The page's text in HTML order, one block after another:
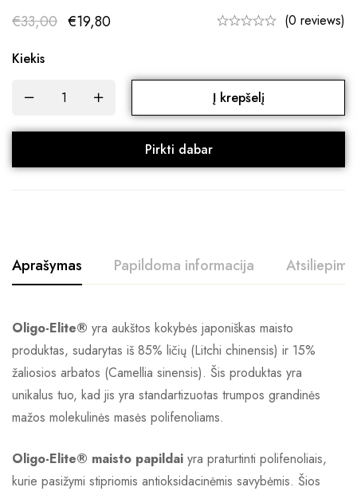
€33,00 €19,80 (0 reviews)
Kiekis
Į krepšelį
Pirkti dabar
Aprašymas Papildoma informacija
Oligo-Elite® yra aukštos kokybės japoniškas maisto
produktas, sudarytas iš 85% ličių (Litchi chinensis) ir 15%
žaliosios arbatos (Camellia sinensis). Šis produktas yra
unikalus tuo, kad jis yra standartizuotas trumpos grandinės
mažos molekulinės masės polifenoliams.
Oligo-Elite® maisto papildai yra praturtinti polifenoliais,
kurie pasižymi stipriomis antioksidacinėmis savybėmis. Šios